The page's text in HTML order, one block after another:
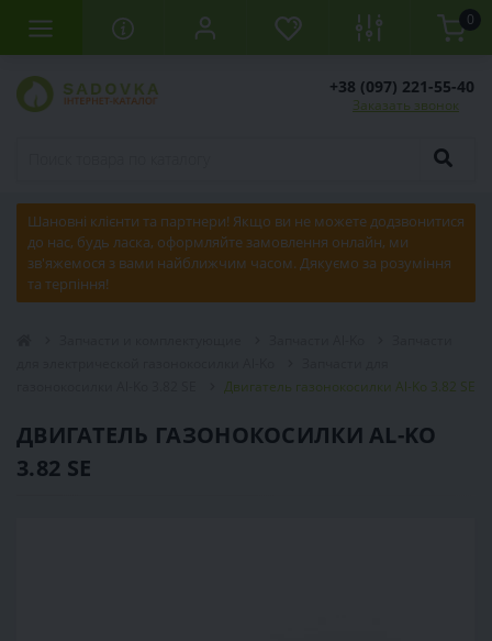
0
+38 (097) 221-55-40
Заказать звонок
Шановні клієнти та партнери! Якщо ви не можете додзвонитися
до нас, будь ласка, оформляйте замовлення онлайн, ми
зв'яжемося з вами найближчим часом. Дякуємо за розуміння
та терпіння!
Двигатель газонокосилки Al-Ko 3.82 SE
ДВИГАТЕЛЬ ГАЗОНОКОСИЛКИ AL-KO
3.82 SE